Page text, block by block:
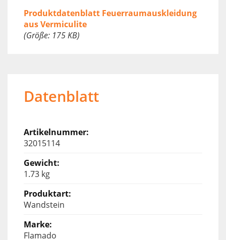
Produktdatenblatt Feuerraumauskleidung
aus Vermiculite
(Größe: 175 KB)
Datenblatt
32015114
1.73 kg
Wandstein
Flamado